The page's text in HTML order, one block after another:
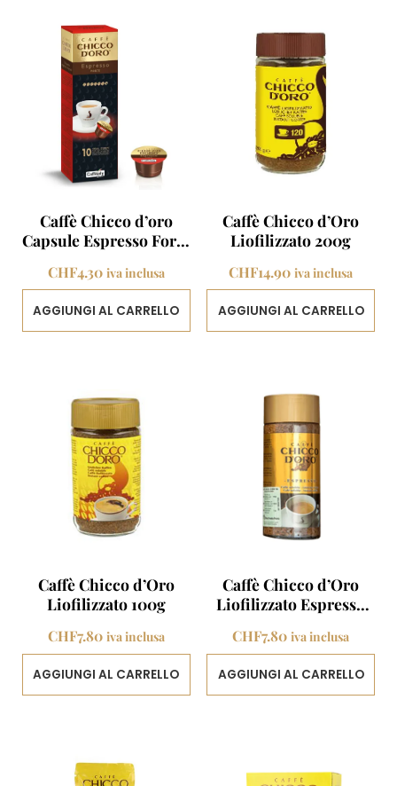
Caffè Chicco d’oro
Capsule Espresso Forte
CHF4.30 iva inclusa
AGGIUNGI AL CARRELLO
Caffè Chicco d’Oro
Liofilizzato 200g
CHF14.90 iva inclusa
AGGIUNGI AL CARRELLO
Caffè Chicco d’Oro
Liofilizzato 100g
CHF7.80 iva inclusa
AGGIUNGI AL CARRELLO
Caffè Chicco d’Oro
Liofilizzato Espresso
CHF7.80 iva inclusa
AGGIUNGI AL CARRELLO